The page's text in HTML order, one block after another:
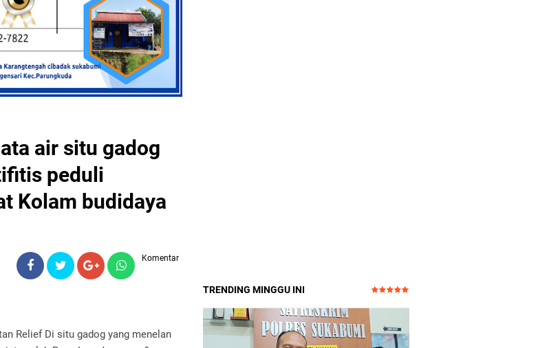
air situ gadog
peduli
Kolam budidaya
Komentar
Relief Di situ gadog yang menelan
TRENDING MINGGU INI